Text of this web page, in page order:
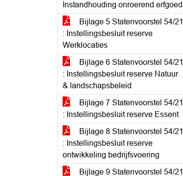
Instandhouding onroerend erfgoed
Bijlage 5 Statenvoorstel 54/21
: Instellingsbesluit reserve
Werklocaties
Bijlage 6 Statenvoorstel 54/21
: Instellingsbesluit reserve Natuur
& landschapsbeleid
Bijlage 7 Statenvoorstel 54/21
: Instellingsbesluit reserve Essent
Bijlage 8 Statenvoorstel 54/21
: Instellingsbesluit reserve
ontwikkeling bedrijfsvoering
Bijlage 9 Statenvoorstel 54/21